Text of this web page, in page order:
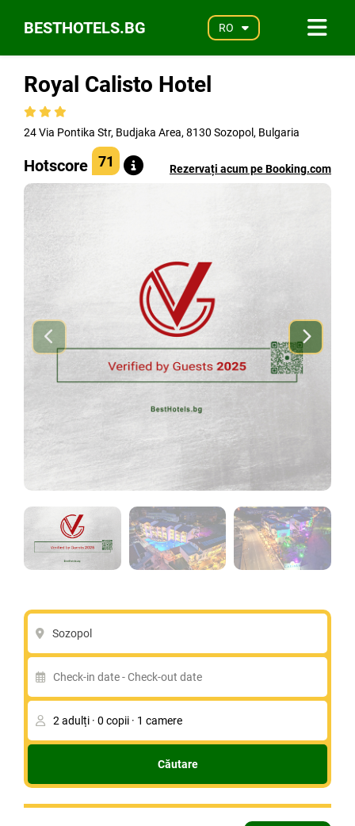
BESTHOTELS.BG RO
Royal Calisto Hotel
24 Via Pontika Str, Budjaka Area, 8130 Sozopol, Bulgaria
Hotscore 71 Rezervați acum pe Booking.com
Sozopol
Căutare